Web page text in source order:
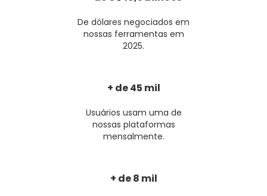
De dólares negociados em
nossas ferramentas em
2025.
+ de 45 mil
Usuários usam uma de
nossas plataformas
mensalmente.
+ de 8 mil